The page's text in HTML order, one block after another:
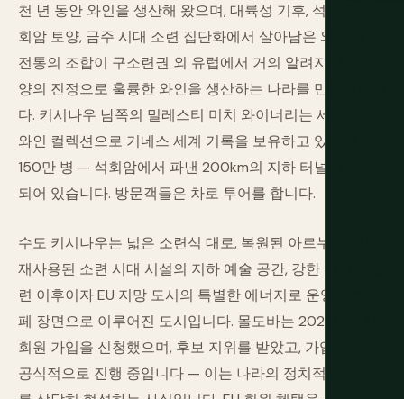
천 년 동안 와인을 생산해 왔으며, 대륙성 기후, 석회질 석
회암 토양, 금주 시대 소련 집단화에서 살아남은 와인 제조
전통의 조합이 구소련권 외 유럽에서 거의 알려지지 않은
양의 진정으로 훌륭한 와인을 생산하는 나라를 만들었습니
다. 키시나우 남쪽의 밀레스티 미치 와이너리는 세계 최대
와인 컬렉션으로 기네스 세계 기록을 보유하고 있으며 —
150만 병 — 석회암에서 파낸 200km의 지하 터널에 저장
되어 있습니다. 방문객들은 차로 투어를 합니다.
수도 키시나우는 넓은 소련식 대로, 복원된 아르누보 건물,
재사용된 소련 시대 시설의 지하 예술 공간, 강한 커피와 소
련 이후이자 EU 지망 도시의 특별한 에너지로 운영되는 카
페 장면으로 이루어진 도시입니다. 몰도바는 2022년에 EU
회원 가입을 신청했으며, 후보 지위를 받았고, 가입 절차가
공식적으로 진행 중입니다 — 이는 나라의 정치적 분위기